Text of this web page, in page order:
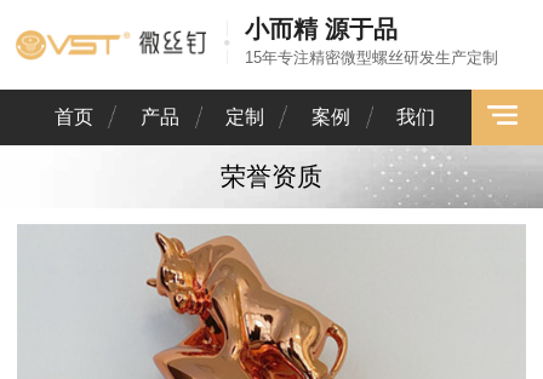
小而精 源于品
15年专注精密微型螺丝研发生产定制
首页 产品 定制 案例 我们
荣誉资质